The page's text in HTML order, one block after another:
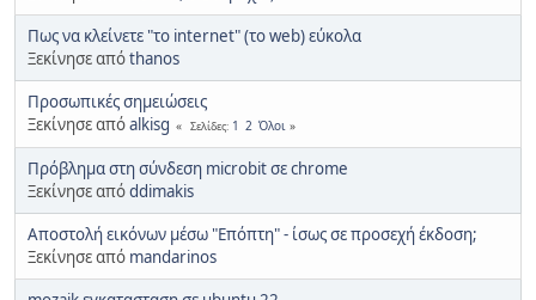
Πως να κλείνετε "το internet" (το web) εύκολα
Ξεκίνησε απόthanos
Προσωπικές σημειώσεις
Ξεκίνησε απόalkisg Σελίδες 1 2 Όλοι
Πρόβλημα στη σύνδεση microbit σε chrome
Ξεκίνησε απόddimakis
Αποστολή εικόνων μέσω "Επόπτη" - ίσως σε προσεχή έκδοση;
Ξεκίνησε από mandarinos